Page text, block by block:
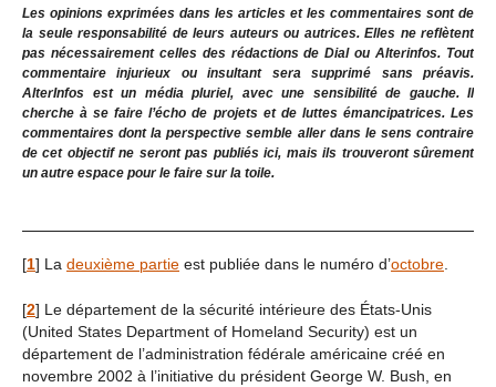
Les opinions exprimées dans les articles et les commentaires sont de
la seule responsabilité de leurs auteurs ou autrices. Elles ne reflètent
pas nécessairement celles des rédactions de Dial ou Alterinfos. Tout
commentaire injurieux ou insultant sera supprimé sans préavis.
AlterInfos est un média pluriel, avec une sensibilité de gauche. Il
cherche à se faire l’écho de projets et de luttes émancipatrices. Les
commentaires dont la perspective semble aller dans le sens contraire
de cet objectif ne seront pas publiés ici, mais ils trouveront sûrement
un autre espace pour le faire sur la toile.
[1] La deuxième partie est publiée dans le numéro d’octobre.
[2]
Le département de la sécurité intérieure des États-Unis
(United States Department of Homeland Security) est un
département de l’administration fédérale américaine créé en
novembre 2002 à l’initiative du président George W. Bush, en